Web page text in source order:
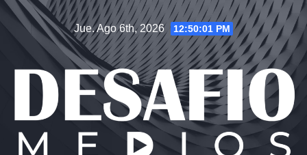
Jue. Ago 6th, 2026 12:50:02 PM